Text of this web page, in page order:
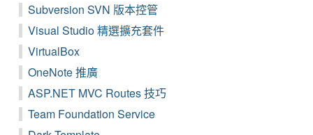
Subversion SVN 版本控管
Visual Studio 精選擴充套件
VirtualBox
OneNote 推廣
ASP.NET MVC Routes 技巧
Team Foundation Service